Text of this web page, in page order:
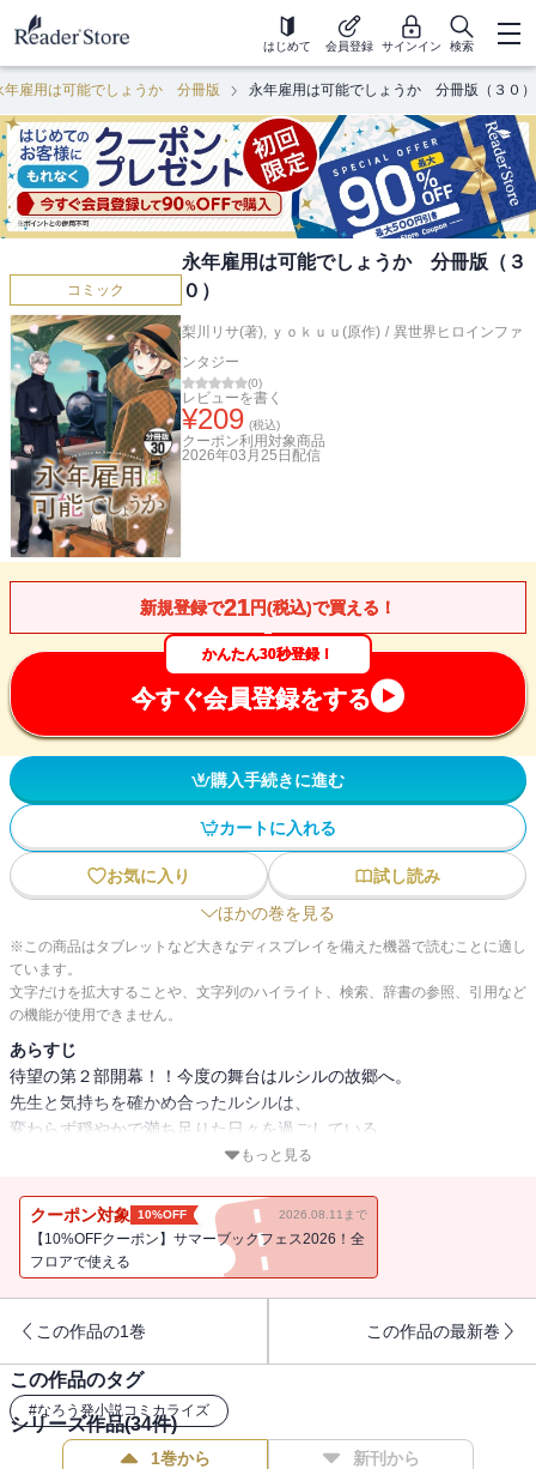
はじめて 会員登録 サインイン 検索
年雇用は可能でしょうか 分冊版 永年雇用は可能でしょうか 分冊版（３０）
コミック
永年雇用は可能でしょうか 分冊版（３
０）
梨川リサ(著), ｙｏｋｕｕ(原作) / 異世界ヒロインファ
ンタジー
(0)
レビューを書く
¥209 (税込)
クーポン利用対象商品
2026年03月25日 配信
新規登録で21円(税込)で買える！
かんたん30秒登録！
今すぐ会員登録をする
購入手続きに進む
カートに入れる
お気に入り
試し読み
ほかの巻を見る
※この商品はタブレットなど大きなディスプレイを備えた機器で読むことに適し
ています。
文字だけを拡大することや、文字列のハイライト、検索、辞書の参照、引用など
の機能が使用できません。
あらすじ
待望の第２部開幕！！今度の舞台はルシルの故郷へ。
先生と気持ちを確かめ合ったルシルは、
変わらず穏やかで満ち足りた日々を過ごしている。
そこに突然、妹のトルテから
急遽先生と共にルシルの故郷へ帰ることに！
先生との初めての汽車旅行！
いろんな意味でドキドキするルシル。
もっと見る
クーポン対象 10%OFF 2026.08.11まで
【10%OFFクーポン】サマーブックフェス2026！全
フロアで使える
この作品の1巻 この作品の最新巻
この作品のタグ
#なろう発小説コミカライズ
シリーズ作品(34件)
1巻から 新刊から